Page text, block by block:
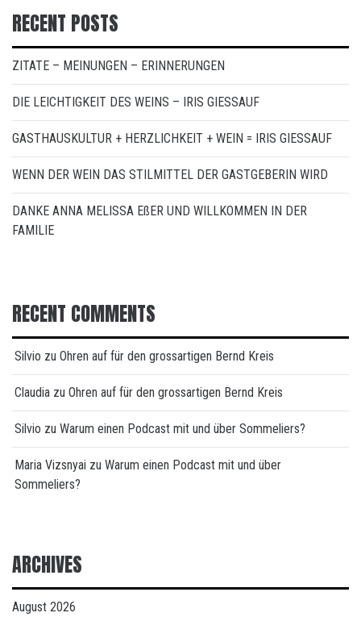
RECENT POSTS
ZITATE – MEINUNGEN – ERINNERUNGEN
DIE LEICHTIGKEIT DES WEINS – IRIS GIESSAUF
GASTHAUSKULTUR + HERZLICHKEIT + WEIN = IRIS GIESSAUF
WENN DER WEIN DAS STILMITTEL DER GASTGEBERIN WIRD
DANKE ANNA MELISSA EßER UND WILLKOMMEN IN DER
FAMILIE
RECENT COMMENTS
Silvio zu Ohren auf für den grossartigen Bernd Kreis
Claudia zu Ohren auf für den grossartigen Bernd Kreis
Silvio zu Warum einen Podcast mit und über Sommeliers?
Maria Vizsnyai zu Warum einen Podcast mit und über
Sommeliers?
ARCHIVES
August 2026